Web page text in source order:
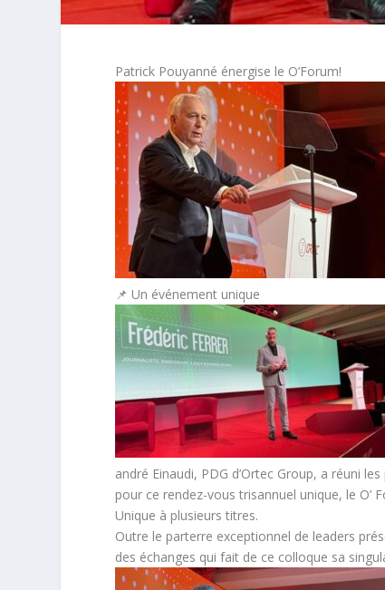
Patrick Pouyanné énergise le O’Forum!
📌 Un événement unique
andré Einaudi, PDG d’Ortec Group, a réuni
pour ce rendez-vous trisannuel unique, le O’
Unique à plusieurs titres.
Outre le parterre exceptionnel de leaders
des échanges qui fait de ce colloque sa